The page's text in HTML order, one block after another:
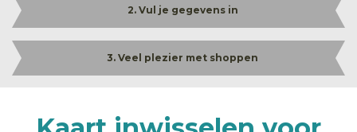
2. Vul je gegevens in
3. Veel plezier met shoppen